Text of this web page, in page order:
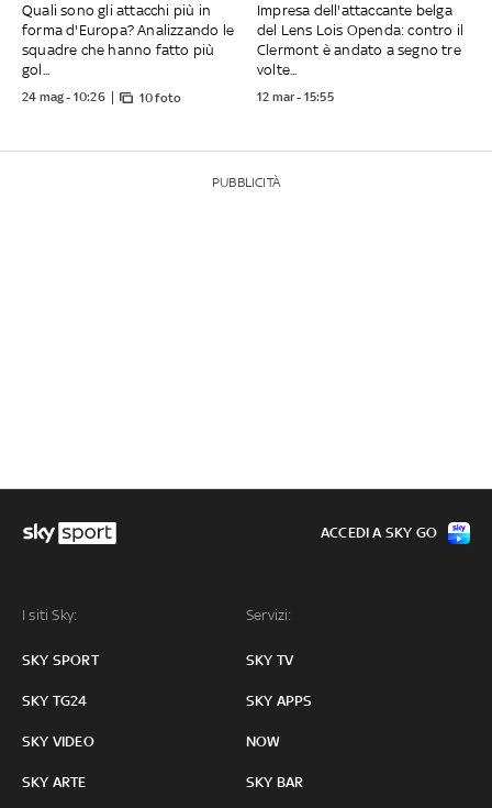
Quali sono gli attacchi più in
forma d'Europa? Analizzando le
squadre che hanno fatto più
gol...
24 mag - 10:26 10 foto
Impresa dell'attaccante belga
del Lens Lois Openda: contro il
Clermont è andato a segno tre
volte...
12 mar - 15:55
PUBBLICITÀ
I siti Sky:
SKY SPORT
SKY TG24
SKY VIDEO
SKY ARTE
Servizi:
SKY TV
SKY APPS
NOW
SKY BAR
ACCEDI A SKY GO